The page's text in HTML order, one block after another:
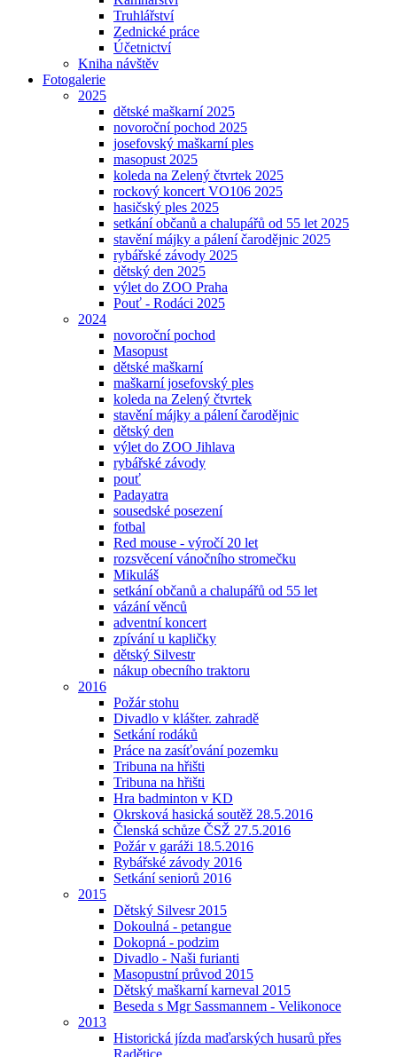
Truhlářství
Zednické práce
Účetnictví
Kniha návštěv
Fotogalerie
2025
dětské maškarní 2025
novoroční pochod 2025
josefovský maškarní ples
masopust 2025
koleda na Zelený čtvrtek 2025
rockový koncert VO106 2025
hasičský ples 2025
setkání občanů a chalupářů od 55 let 2025
stavění májky a pálení čarodějnic 2025
rybářské závody 2025
dětský den 2025
výlet do ZOO Praha
Pouť - Rodáci 2025
2024
novoroční pochod
Masopust
dětské maškarní
maškarní josefovský ples
koleda na Zelený čtvrtek
stavění májky a pálení čarodějnic
dětský den
výlet do ZOO Jihlava
rybářské závody
pouť
Padayatra
sousedské posezení
fotbal
Red mouse - výročí 20 let
rozsvěcení vánočního stromečku
Mikuláš
setkání občanů a chalupářů od 55 let
vázání věnců
adventní koncert
zpívání u kapličky
dětský Silvestr
nákup obecního traktoru
2016
Požár stohu
Divadlo v klášter. zahradě
Setkání rodáků
Práce na zasíťování pozemku
Tribuna na hřišti
Tribuna na hřišti
Hra badminton v KD
Okrsková hasická soutěž 28.5.2016
Členská schůze ČSŽ 27.5.2016
Požár v garáži 18.5.2016
Rybářské závody 2016
Setkání seniorů 2016
2015
Dětský Silvesr 2015
Dokoulná - petangue
Dokopná - podzim
Divadlo - Naši furianti
Masopustní průvod 2015
Dětský maškarní karneval 2015
Beseda s Mgr Sassmannem - Velikonoce
2013
Historická jízda maďarských husarů přes
Radětice